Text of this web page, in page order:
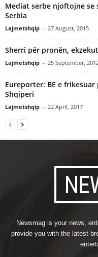
Mediat serbe njoftojne se
Serbia
Lajmetshqip - 27 August, 2015
Sherri për pronën,
Lajmetshqip - 25 September,
Eureporter: BE e
Shqiperi
Lajmetshqip - 22 April, 2017
Newsmag is your news,
provide you with the latest